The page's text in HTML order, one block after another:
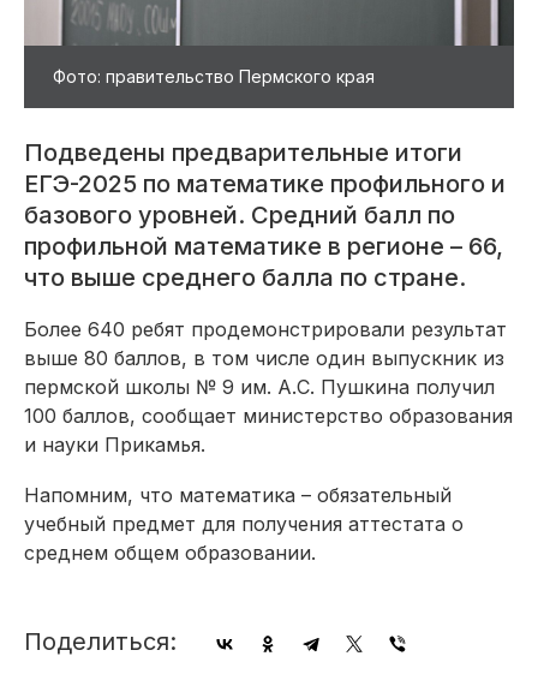
Фото: правительство Пермского края
Подведены предварительные итоги
ЕГЭ-2025 по математике профильного и
базового уровней. Средний балл по
профильной математике в регионе – 66,
что выше среднего балла по стране.
Более 640 ребят продемонстрировали результат
выше 80 баллов, в том числе один выпускник из
пермской школы № 9 им. А.С. Пушкина получил
100 баллов, сообщает министерство образования
и науки Прикамья.
Напомним, что математика – обязательный
учебный предмет для получения аттестата о
среднем общем образовании.
Поделиться: